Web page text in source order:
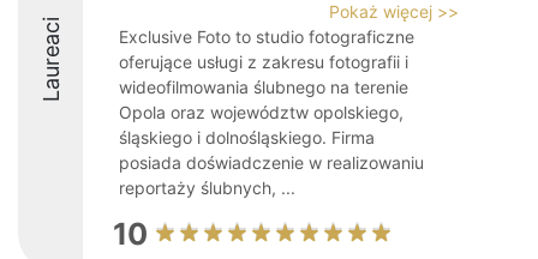
Laureaci
Pokaż więcej >>
Exclusive Foto to studio fotograficzne
oferujące usługi z zakresu fotografii i
wideofilmowania ślubnego na terenie
Opola oraz województw opolskiego,
śląskiego i dolnośląskiego. Firma
posiada doświadczenie w realizowaniu
reportaży ślubnych, ...
10